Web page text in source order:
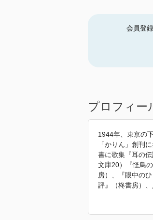
会員登
プロフィー
1944年、東京の
「かりん」創刊
書に歌集『耳の
文庫20）『怪鳥
房）、『眼中の
評』（柊書房）
「2009年 『この